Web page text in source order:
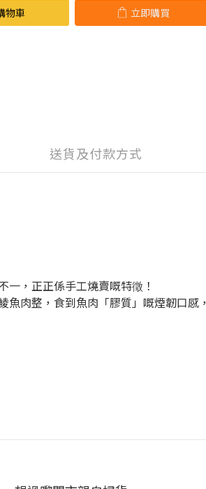
物車 立即購買
送貨及付款方式
一，正正係手工燒賣嘅特徵 ！
魚肉整， 食到魚肉「膠質」嘅煙韌口感，